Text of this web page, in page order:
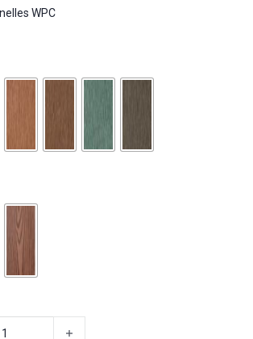
WPC
Wood WPC Decking Menge